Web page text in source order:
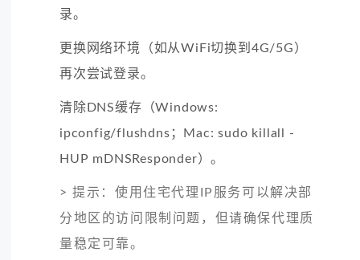
录。
更换 网络环境（如从WiFi切换到4G/5G）
再次尝试登录。
清除 DNS缓存（Windows:
ipconfig/flushdns；Mac: sudo killall -
HUP mDNSResponder）。
> 提示：使用住宅代理IP服务可以解决部
分地区的访问限制问题，但请确保代理质
量稳定可靠。